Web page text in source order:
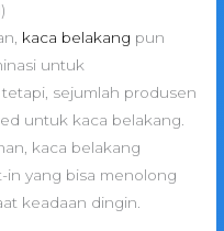
kaca belakang pun
untuk
sejumlah produsen
untuk kaca belakang.
kaca belakang
in yang bisa menolong
keadaan dingin.